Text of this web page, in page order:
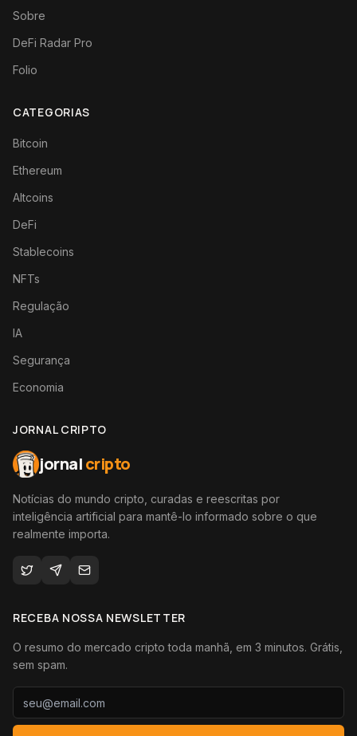
Sobre
DeFi Radar Pro
Folio
CATEGORIAS
Bitcoin
Ethereum
Altcoins
DeFi
Stablecoins
NFTs
Regulação
IA
Segurança
Economia
JORNAL CRIPTO
jornalcripto
Notícias do mundo cripto, curadas e reescritas por
inteligência artificial para mantê-lo informado sobre o que
realmente importa.
RECEBA NOSSA NEWSLETTER
O resumo do mercado cripto toda manhã, em 3 minutos. Grátis,
sem spam.